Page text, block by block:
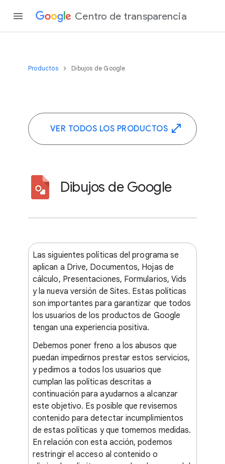
Centro de transparencia
Productos Dibujos de Google
VER TODOS LOS PRODUCTOS
Dibujos de Google